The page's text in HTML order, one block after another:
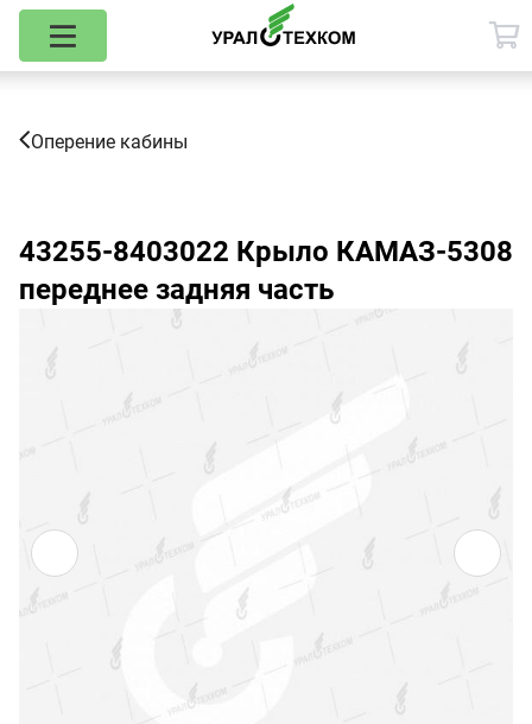
Оперение кабины
43255-8403022 Крыло КАМАЗ-5308
переднее задняя часть